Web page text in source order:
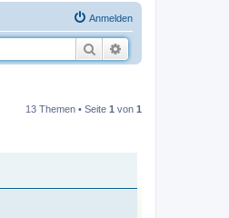
Anmelden
Suche
13 Themen • Seite 1 von 1